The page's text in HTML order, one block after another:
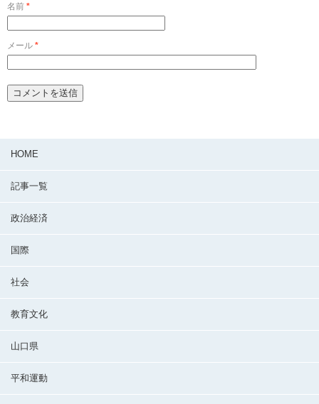
名前 *
メール *
HOME
記事一覧
政治経済
国際
社会
教育文化
山口県
平和運動